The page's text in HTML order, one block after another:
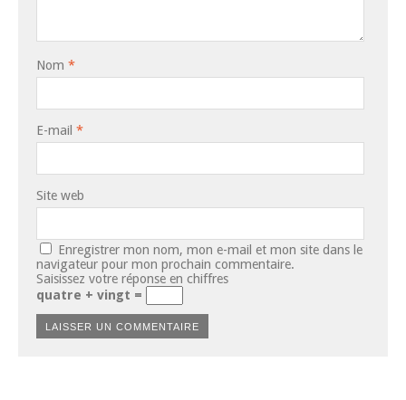
Nom *
E-mail *
Site web
Enregistrer mon nom, mon e-mail et mon site dans le
navigateur pour mon prochain commentaire.
Saisissez votre réponse en chiffres
quatre + vingt =